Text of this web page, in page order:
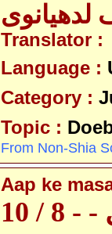
Translator :
Language :
Category :
Topic :
From Non-Shia
Aap ke
10